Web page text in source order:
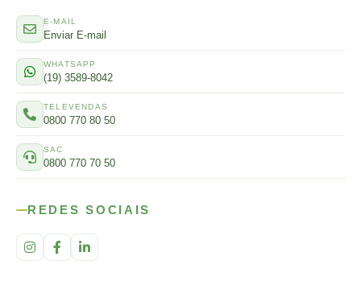
E-MAIL
Enviar E-mail
WHATSAPP
(19) 3589-8042
TELEVENDAS
0800 770 80 50
SAC
0800 770 70 50
REDES SOCIAIS